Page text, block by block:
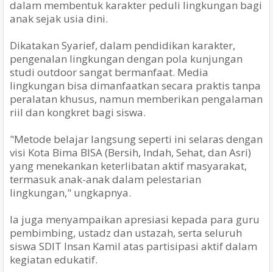
dalam membentuk karakter peduli lingkungan bagi
anak sejak usia dini.
Dikatakan Syarief, dalam pendidikan karakter,
pengenalan lingkungan dengan pola kunjungan
studi outdoor sangat bermanfaat. Media
lingkungan bisa dimanfaatkan secara praktis tanpa
peralatan khusus, namun memberikan pengalaman
riil dan kongkret bagi siswa.
"Metode belajar langsung seperti ini selaras dengan
visi Kota Bima BISA (Bersih, Indah, Sehat, dan Asri)
yang menekankan keterlibatan aktif masyarakat,
termasuk anak-anak dalam pelestarian
lingkungan," ungkapnya.
Ia juga menyampaikan apresiasi kepada para guru
pembimbing, ustadz dan ustazah, serta seluruh
siswa SDIT Insan Kamil atas partisipasi aktif dalam
kegiatan edukatif.